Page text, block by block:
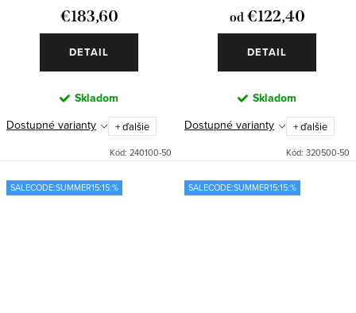
€183,60
DETAIL
Skladom
Dostupné varianty + ďalšie
Kód: 240100-50
od €122,40
DETAIL
Skladom
Dostupné varianty + ďalšie
Kód: 320500-50
SALECODE:SUMMER15:15:% SALECODE:SUMMER15:15:%